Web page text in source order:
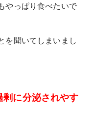
やっぱり食べたいで
を聞いてしまいまし
剰に分泌されやす